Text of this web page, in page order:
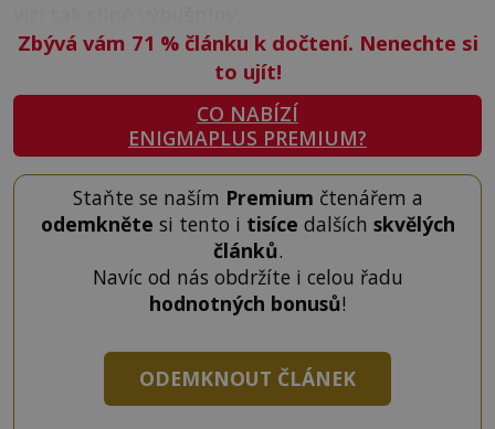
Zbývá vám 71 %článku k dočtení. Nenechte si
to ujít!
CO NABÍZÍ
ENIGMAPLUS PREMIUM?
Staňte se naším Premium čtenářem a
odemkněte si tento i tisíce dalších skvělých
článků.
Navíc od nás obdržíte i celou řadu
hodnotných bonusů!
ODEMKNOUT ČLÁNEK